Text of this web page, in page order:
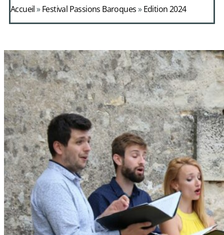
Accueil»Festival Passions Baroques»Edition 2024